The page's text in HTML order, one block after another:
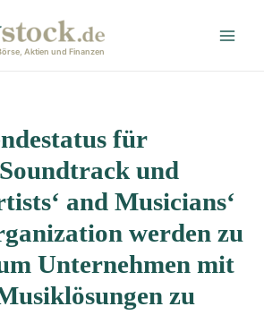
Aktien und Finanzen
für
und
and Musicians‘
werden zu
Unternehmen mit
zu